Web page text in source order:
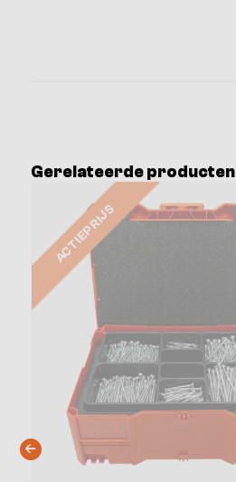
Gerelateerde producten
ACTIEPRIJS